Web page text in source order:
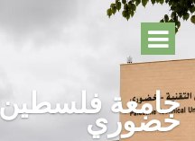
جامعة فلسطين
خضوري